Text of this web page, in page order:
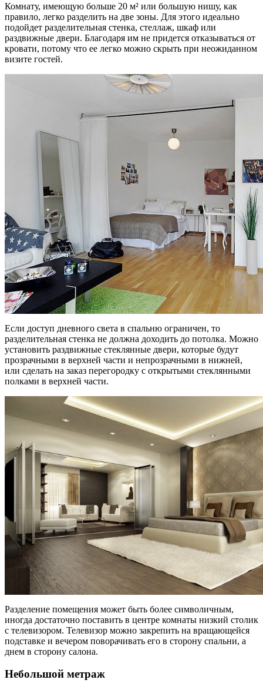
Комнату, имеющую больше 20 м² или большую нишу, как
правило, легко разделить на две зоны. Для этого идеально
подойдет разделительная стенка, стеллаж, шкаф или
раздвижные двери. Благодаря им не придется отказываться от
кровати, потому что ее легко можно скрыть при неожиданном
визите гостей.
Если доступ дневного света в спальню ограничен, то
разделительная стенка не должна доходить до потолка. Можно
установить раздвижные стеклянные двери, которые будут
прозрачными в верхней части и непрозрачными в нижней,
или сделать на заказ перегородку с открытыми стеклянными
полками в верхней части.
Разделение помещения может быть более символичным,
иногда достаточно поставить в центре комнаты низкий столик
с телевизором. Телевизор можно закрепить на вращающейся
подставке и вечером поворачивать его в сторону спальни, а
днем в сторону салона.
Небольшой метраж